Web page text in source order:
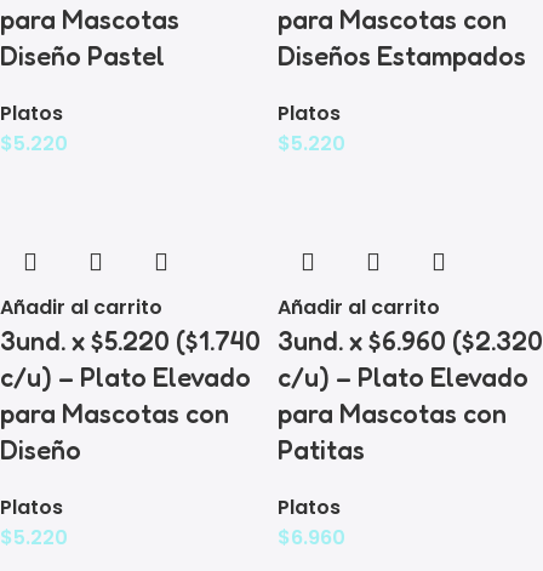
para Mascotas
Diseño Pastel
Platos
$5.220
para Mascotas con
Diseños Estampados
Platos
$5.220
Añadir al carrito
3und. x $5.220 ($1.740
c/u) – Plato Elevado
para Mascotas con
Diseño
Platos
$5.220
Añadir al carrito
3und. x $6.960 ($2.320
c/u) – Plato Elevado
para Mascotas con
Patitas
Platos
$6.960